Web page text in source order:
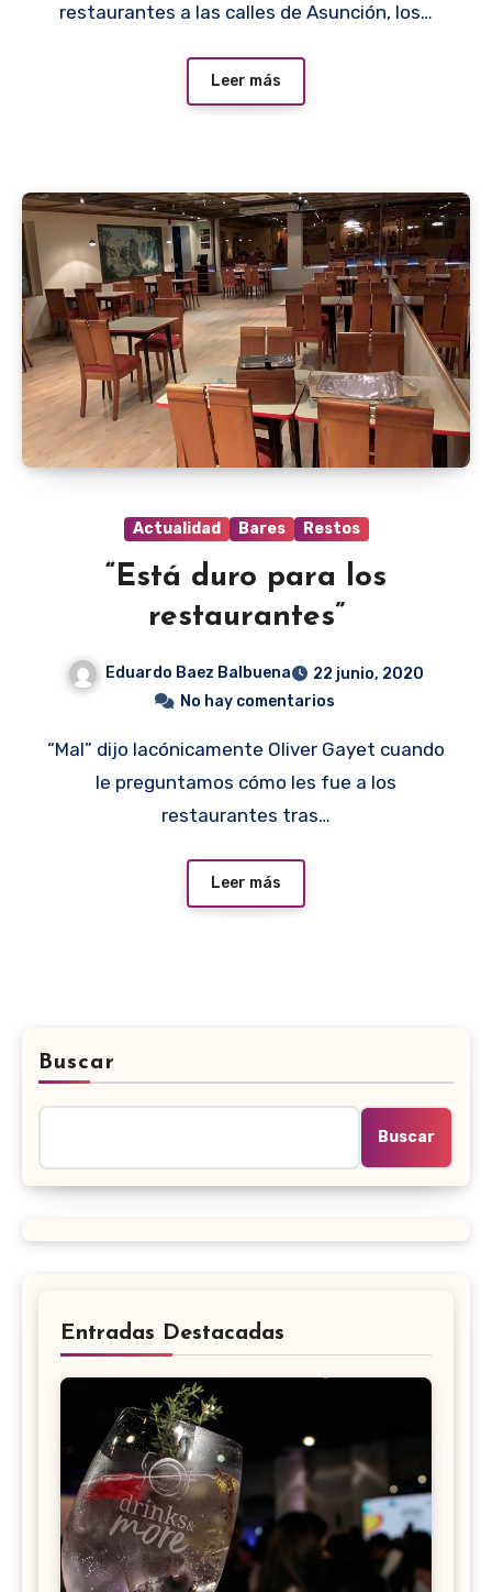
restaurantes a las calles de Asunción, los…
Leer más
Actualidad Bares Restos
“Está duro para los
restaurantes”
Eduardo Baez Balbuena
22 junio, 2020
No hay comentarios
“Mal” dijo lacónicamente Oliver Gayet cuando
le preguntamos cómo les fue a los
restaurantes tras…
Leer más
Buscar
Buscar
Entradas Destacadas